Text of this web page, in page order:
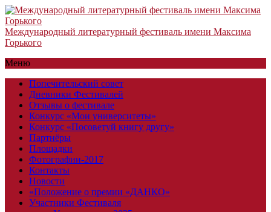
Международный литературный фестиваль имени Максима
Горького
Меню
Попечительский совет
Дневники Фестивалей
Отзывы о фестивале
Конкурс «Мои университеты»
Конкурс «Посоветуй книгу другу»
Партнёры
Площадки
Фотографии-2017
Контакты
Новости
«Положение о премии «ДАНКО»
Участники Фестиваля